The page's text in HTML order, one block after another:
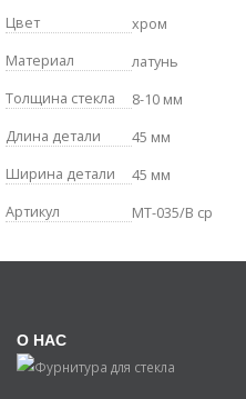
Цвет
хром
Материал
латунь
Толщина стекла
8-10 мм
Длина детали
45 мм
Ширина детали
45 мм
Артикул
MT-035/B cp
О НАС